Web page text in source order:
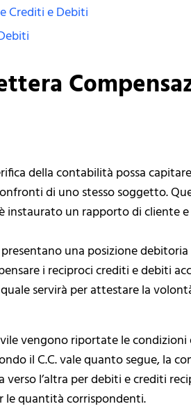
Crediti e Debiti
della contabilità possa
di uno stesso soggetto.
instaurato un rapporto di cliente
una posizione
i reciproci crediti e debiti
servirà per attestare la
vengono riportate le
il C.C. vale quanto segue, la
l’altra per debiti e crediti
le quantità corrispondenti.